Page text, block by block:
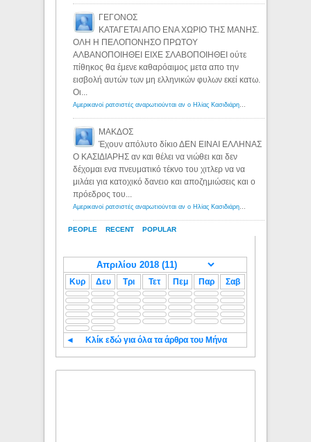
PEOPLE RECENT POPULAR
ΓΕΓΟΝΟΣ
ΚΑΤΑΓΕΤΑΙ ΑΠΟ ΕΝΑ ΧΩΡΙΟ ΤΗΣ ΜΑΝΗΣ.
ΟΛΗ Η ΠΕΛΟΠΟΝΗΣΟ ΠΡΩΤΟΥ
ΑΛΒΑΝΟΠΟΙΗΘΕΙ ΕΙΧΕ ΣΛΑΒΟΠΟΙΗΘΕΙ ούτε
πίθηκος θα έμενε καθαρόαιμος μετα απο την
εισβολή αυτών των μη ελληνικών φυλων εκεί κατω.
Οι...
ΜΑΚΔΟΣ
Έχουν απόλυτο δίκιο ΔΕΝ ΕΙΝΑΙ ΕΛΛΗΝΑΣ
Ο ΚΑΣΙΔΙΑΡΗΣ αν και θέλει να νιώθει και δεν
δέχομαι ενα πνευματικό τέκνο του χιτλερ να να
μιλάει για κατοχικό δανειο και αποζημιώσεις και ο
πρόεδρος του...
Κυρ Δευ Τρι Τετ Πεμ Παρ Σαβ
◄ Κλίκ εδώ για όλα τα άρθρα του Μήνα